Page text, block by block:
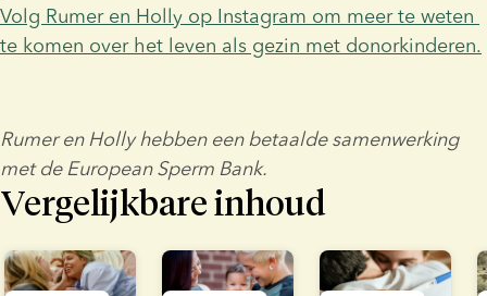
Volg Rumer en Holly op Instagram om meer te weten
te komen over het leven als gezin met donorkinderen.
Rumer en Holly hebben een betaalde samenwerking
met de European Sperm Bank.
Vergelijkbare inhoud
1 of 7